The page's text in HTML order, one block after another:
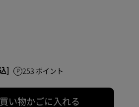
253 ポイント
い物かごに入れる